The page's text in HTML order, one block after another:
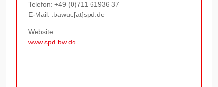
Telefon:+49 (0)711 61936 37
E-Mail: :bawue[at]spd.de
Website:
www.spd-bw.de